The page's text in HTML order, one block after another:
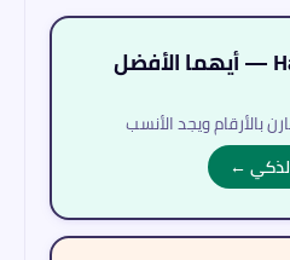
T77 أم Haval H6 — أيهما الأفضل
بالأرقام ويجد الأنسب
←